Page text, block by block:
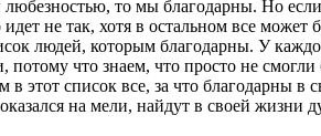
то мы благодарны. Но если
не так, хотя в остальном все
людей, которым благодарны. У
потому что знаем, что просто не
этот список все, за что благодарны
оказался на мели, найдут в своей